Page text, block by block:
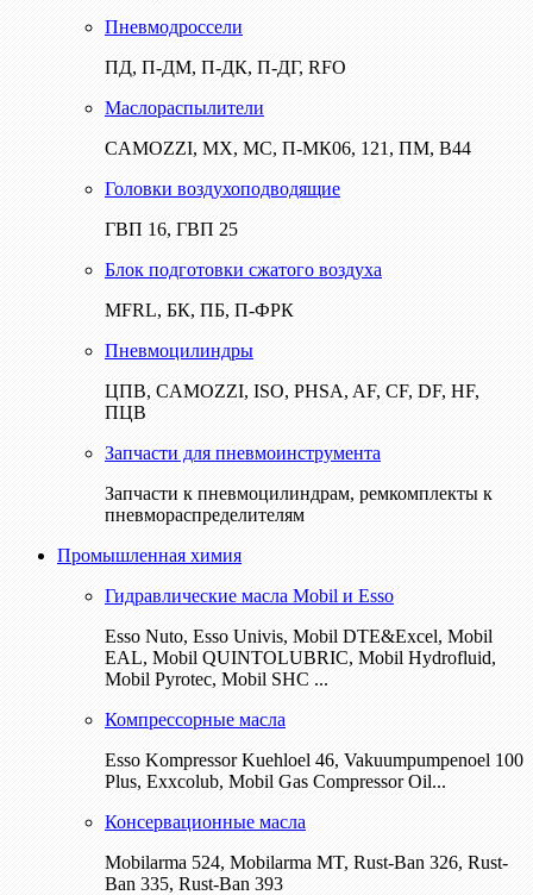
Пневмодроссели
ПД, П-ДМ, П-ДК, П-ДГ, RFO
Маслораспылители
CAMOZZI, МХ, МС, П-МК06, 121, ПМ, В44
Головки воздухоподводящие
ГВП 16, ГВП 25
Блок подготовки сжатого воздуха
MFRL, БК, ПБ, П-ФРК
Пневмоцилиндры
ЦПВ, CAMOZZI, ISO, PHSA, AF, CF, DF, HF,
ПЦВ
Запчасти для пневмоинструмента
Запчасти к пневмоцилиндрам, ремкомплекты к
пневмораспределителям
Промышленная химия
Гидравлические масла Mobil и Esso
Esso Nuto, Esso Univis, Mobil DTE&Excel, Mobil
EAL, Mobil QUINTOLUBRIC, Mobil Hydrofluid,
Mobil Pyrotec, Mobil SHC ...
Компрессорные масла
Esso Kompressor Kuehloel 46, Vakuumpumpenoel 100
Plus, Exxcolub, Mobil Gas Compressor Oil...
Консервационные масла
Mobilarma 524, Mobilarma MT, Rust-Ban 326, Rust-
Ban 335, Rust-Ban 393